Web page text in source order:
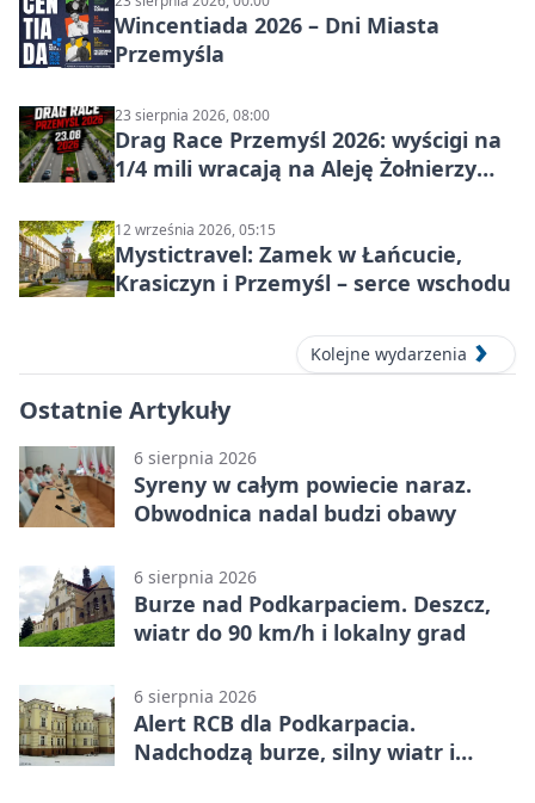
Wincentiada 2026 – Dni Miasta
Przemyśla
23 sierpnia 2026, 08:00
Drag Race Przemyśl 2026: wyścigi na
1/4 mili wracają na Aleję Żołnierzy
12 września 2026, 05:15
Mystictravel: Zamek w Łańcucie,
Krasiczyn i Przemyśl – serce wschodu
Kolejne wydarzenia
Ostatnie Artykuły
6 sierpnia 2026
Syreny w całym powiecie naraz.
Obwodnica nadal budzi obawy
6 sierpnia 2026
Burze nad Podkarpaciem. Deszcz,
wiatr do 90 km/h i lokalny grad
6 sierpnia 2026
Alert RCB dla Podkarpacia.
Nadchodzą burze, silny wiatr i